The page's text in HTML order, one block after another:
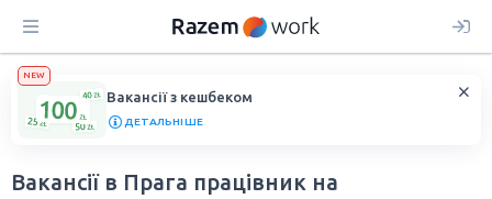
NEW
Вакансії з кешбеком
ДЕТАЛЬНІШЕ
Вакансії в Прага працівник на